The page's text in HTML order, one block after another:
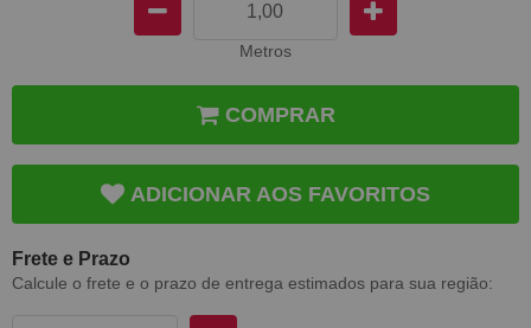
Metros
COMPRAR
ADICIONAR AOS FAVORITOS
Frete e Prazo
Calcule o frete e o prazo de entrega estimados para sua região: